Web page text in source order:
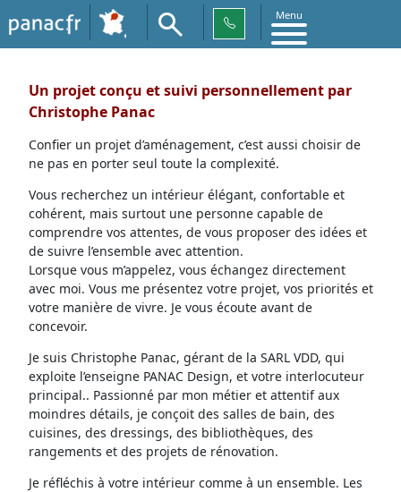
Menu
Un projet conçu et suivi personnellement par
Christophe Panac
Confier un projet d’aménagement, c’est aussi choisir de
ne pas en porter seul toute la complexité.
Vous recherchez un intérieur élégant, confortable et
cohérent, mais surtout une personne capable de
comprendre vos attentes, de vous proposer des idées et
de suivre l’ensemble avec attention.
Lorsque vous m’appelez, vous échangez directement
avec moi. Vous me présentez votre projet, vos priorités et
votre manière de vivre. Je vous écoute avant de
concevoir.
Je suis Christophe Panac, gérant de la SARL VDD, qui
exploite l’enseigne PANAC Design, et votre interlocuteur
principal.. Passionné par mon métier et attentif aux
moindres détails, je conçoit des salles de bain, des
cuisines, des dressings, des bibliothèques, des
rangements et des projets de rénovation.
Je réfléchis à votre intérieur comme à un ensemble. Les